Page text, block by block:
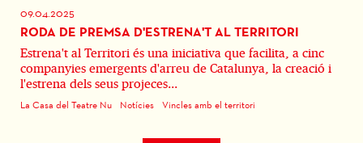
09.04.2025
RODA DE PREMSA D'ESTRENA'T AL TERRITORI
Estrena't al Territori és una iniciativa que facilita, a cinc
companyies emergents d'arreu de Catalunya, la creació i
l'estrena dels seus projeces...
La Casa del Teatre Nu Notícies Vincles amb el territori